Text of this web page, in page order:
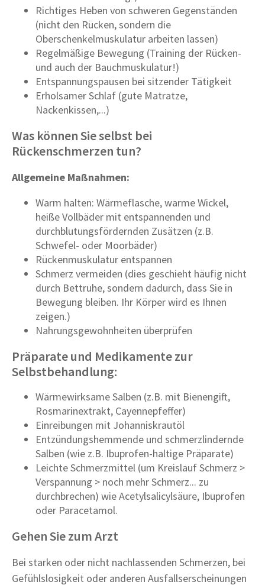
Richtiges Heben von schweren Gegenständen
(nicht den Rücken, sondern die
Oberschenkelmuskulatur arbeiten lassen)
Regelmäßige Bewegung (Training der Rücken-
und auch der Bauchmuskulatur!)
Entspannungspausen bei sitzender Tätigkeit
Erholsamer Schlaf (gute Matratze,
Nackenkissen,...)
Was können Sie selbst bei
Rückenschmerzen tun?
Allgemeine Maßnahmen:
Warm halten: Wärmeflasche, warme Wickel,
heiße Vollbäder mit entspannenden und
durchblutungsfördernden Zusätzen (z.B.
Schwefel- oder Moorbäder)
Rückenmuskulatur entspannen
Schmerz vermeiden (dies geschieht häufig nicht
durch Bettruhe, sondern dadurch, dass Sie in
Bewegung bleiben. Ihr Körper wird es Ihnen
zeigen.)
Nahrungsgewohnheiten überprüfen
Präparate und Medikamente zur
Selbstbehandlung:
Wärmewirksame Salben (z.B. mit Bienengift,
Rosmarinextrakt, Cayennepfeffer)
Einreibungen mit Johanniskrautöl
Entzündungshemmende und schmerzlindernde
Salben (wie z.B. Ibuprofen-haltige Präparate)
Leichte Schmerzmittel (um Kreislauf Schmerz >
Verspannung > noch mehr Schmerz... zu
durchbrechen) wie Acetylsalicylsäure, Ibuprofen
oder Paracetamol.
Gehen Sie zum Arzt
Bei starken oder nicht nachlassenden Schmerzen, bei
Gefühlslosigkeit oder anderen Ausfallserscheinungen